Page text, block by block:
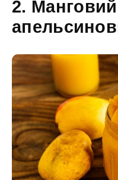
2. Манговий